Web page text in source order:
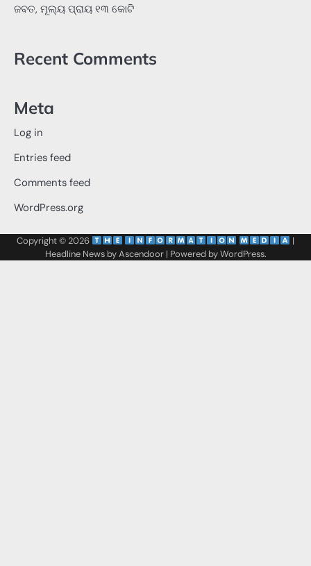
ଜବତ, ମୂଲ୍ୟ ପ୍ରାୟ ୧୩ କୋଟି
Recent Comments
Meta
Log in
Entries feed
Comments feed
WordPress.org
Copyright © 2026
|
Headline News byAscendoor| Powered byWordPress.